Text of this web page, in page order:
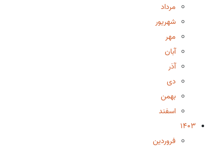
مرداد
شهریور
مهر
آبان
آذر
دی
بهمن
اسفند
1403
فروردین